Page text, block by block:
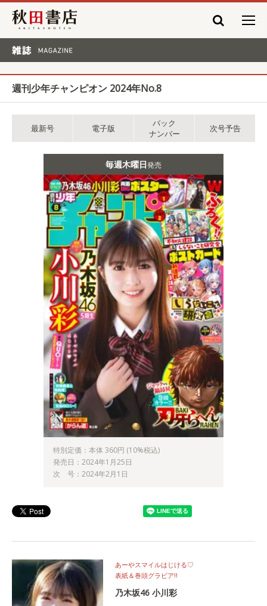
秋田書店
週刊少年チャンピオン 2024年No.8
最新号 電子版
バック
ナンバー
次号予告
毎週木曜日発売
特別定価：本体 360円 (10%税込)
発売日：2024年1月25日
次 号：2024年2月1日
あーやスマイルはじける♡
表紙＆巻頭グラビア‼
乃木坂46 小川彩